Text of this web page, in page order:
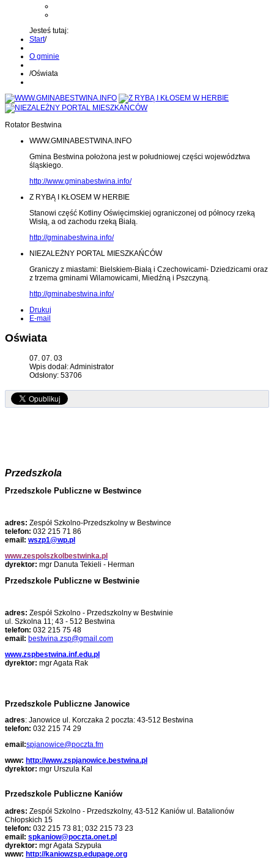
Jesteś tutaj:
Start/
O gminie
/Oświata
Rotator Bestwina
WWW.GMINABESTWINA.INFO
Gmina Bestwina położona jest w południowej części województwa
śląskiego.
http://www.gminabestwina.info/
Z RYBĄ I KŁOSEM W HERBIE
Stanowi część Kotliny Oświęcimskiej ograniczonej od północy rzeką
Wisłą, a od zachodu rzeką Białą.
http://gminabestwina.info/
NIEZALEŻNY PORTAL MIESZKAŃCÓW
Graniczy z miastami: Bielskiem-Białą i Czechowicami- Dziedzicami oraz
z trzema gminami Wilamowicami, Miedźną i Pszczyną.
http://gminabestwina.info/
Drukuj
E-mail
Oświata
07. 07. 03
Wpis dodał: Administrator
Odsłony: 53706
Przedszkola
Przedszkole Publiczne w Bestwince
adres: Zespół Szkolno-Przedszkolny w Bestwince
telefon: 032 215 71 86
email: wszp1@wp.pl
www.zespolszkolbestwinka.pl
dyrektor: mgr Danuta Tekieli - Herman
Przedszkole Publiczne w Bestwinie
adres: Zespół Szkolno - Przedszkolny w Bestwinie
ul. Szkolna 11; 43 - 512 Bestwina
telefon: 032 215 75 48
email: bestwina.zsp@gmail.com
www.zspbestwina.inf.edu.pl
dyrektor: mgr Agata Rak
Przedszkole Publiczne Janowice
adres: Janowice ul. Korczaka 2 poczta: 43-512 Bestwina
telefon: 032 215 74 29
email:spjanowice@poczta.fm
www: http://www.zspjanowice.bestwina.pl
dyrektor: mgr Urszula Kal
Przedszkole Publiczne Kaniów
adres: Zespół Szkolno - Przedszkolny, 43-512 Kaniów ul. Batalionów
Chłopskich 15
telefon: 032 215 73 81; 032 215 73 23
email: spkaniow@poczta.onet.pl
dyrektor: mgr Agata Szypuła
www: http://kaniowzsp.edupage.org